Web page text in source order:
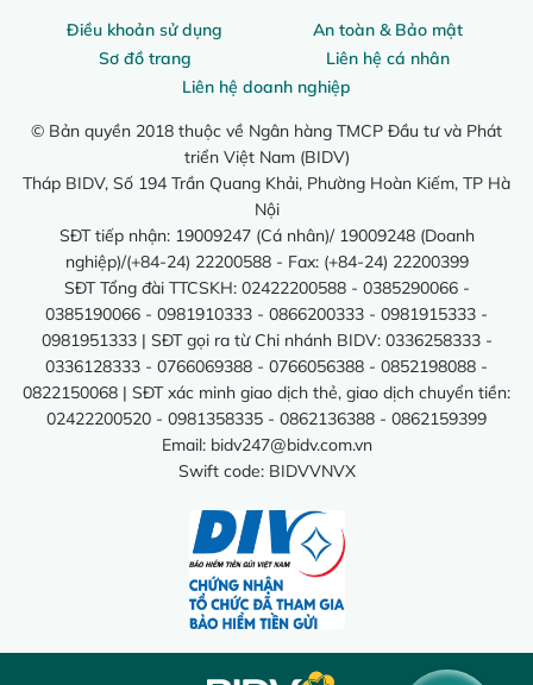
Điều khoản sử dụng
An toàn & Bảo mật
Sơ đồ trang
Liên hệ cá nhân
Liên hệ doanh nghiệp
© Bản quyền 2018 thuộc về Ngân hàng TMCP Đầu tư và Phát
triển Việt Nam (BIDV)
Tháp BIDV, Số 194 Trần Quang Khải, Phường Hoàn Kiếm, TP Hà
Nội
SĐT tiếp nhận: 19009247 (Cá nhân)/ 19009248 (Doanh
nghiệp)/(+84-24) 22200588 - Fax: (+84-24) 22200399
SĐT Tổng đài TTCSKH: 02422200588 - 0385290066 -
0385190066 - 0981910333 - 0866200333 - 0981915333 -
0981951333 | SĐT gọi ra từ Chi nhánh BIDV: 0336258333 -
0336128333 - 0766069388 - 0766056388 - 0852198088 -
0822150068 | SĐT xác minh giao dịch thẻ, giao dịch chuyển tiền:
02422200520 - 0981358335 - 0862136388 - 0862159399
Email: bidv247@bidv.com.vn
Swift code: BIDVVNVX